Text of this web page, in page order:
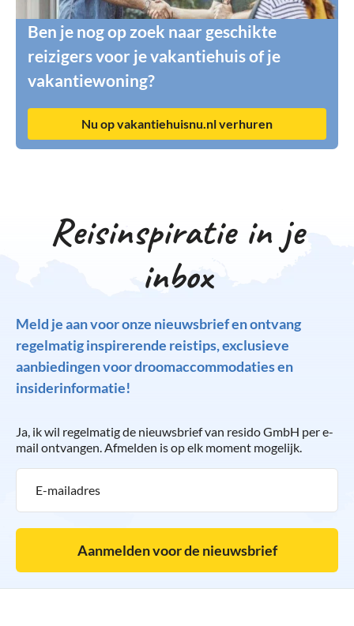
Ben je nog op zoek naar geschikte
reizigers voor je vakantiehuis of je
vakantiewoning?
Nu op vakantiehuisnu.nl verhuren
Reisinspiratie in je
inbox
Meld je aan voor onze nieuwsbrief en ontvang
regelmatig inspirerende reistips, exclusieve
aanbiedingen voor droomaccommodaties en
insiderinformatie!
Ja, ik wil regelmatig de nieuwsbrief van resido GmbH per e-
mail ontvangen. Afmelden is op elk moment mogelijk.
Aanmelden voor de nieuwsbrief